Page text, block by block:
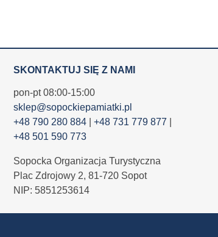
SKONTAKTUJ SIĘ Z NAMI
pon-pt 08:00-15:00
sklep@sopockiepamiatki.pl
+48 790 280 884| +48 731 779 877
+48 501 590 773
Sopocka Organizacja Turystyczna
Plac Zdrojowy 2, 81-720 Sopot
NIP: 5851253614